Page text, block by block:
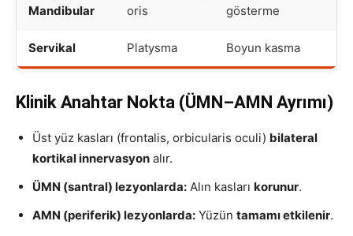
Mandibular
oris
gösterme
Servikal Platysma Boyun kasma
Klinik Anahtar Nokta (ÜMN–AMN Ayrımı)
Üst yüz kasları (frontalis, orbicularis oculi) bilateral
kortikal innervasyon alır.
ÜMN (santral) lezyonlarda: Alın kasları korunur.
AMN (periferik) lezyonlarda: Yüzün tamamı etkilenir.